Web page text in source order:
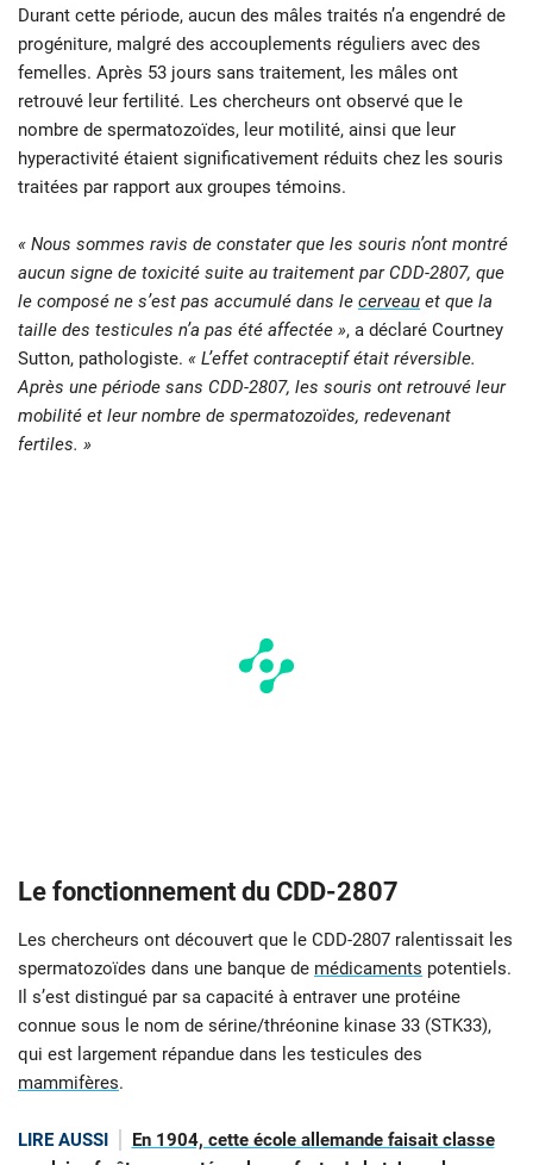
Durant cette période, aucun des mâles traités n’a engendré de
progéniture, malgré des accouplements réguliers avec des
femelles. Après 53 jours sans traitement, les mâles ont
retrouvé leur fertilité. Les chercheurs ont observé que le
nombre de spermatozoïdes, leur motilité, ainsi que leur
hyperactivité étaient significativement réduits chez les souris
traitées par rapport aux groupes témoins.
« Nous sommes ravis de constater que les souris n’ont montré
aucun signe de toxicité suite au traitement par CDD-2807, que
le composé ne s’est pas accumulé dans le cerveau et que la
taille des testicules n’a pas été affectée », a déclaré Courtney
Sutton, pathologiste. « L’effet contraceptif était réversible.
Après une période sans CDD-2807, les souris ont retrouvé leur
mobilité et leur nombre de spermatozoïdes, redevenant
fertiles. »
Le fonctionnement du CDD-2807
Les chercheurs ont découvert que le CDD-2807 ralentissait les
spermatozoïdes dans une banque de médicaments potentiels.
Il s’est distingué par sa capacité à entraver une protéine
connue sous le nom de sérine/thréonine kinase 33 (STK33),
qui est largement répandue dans les testicules des
mammifères.
LIRE AUSSI
En 1904, cette école allemande faisait classe